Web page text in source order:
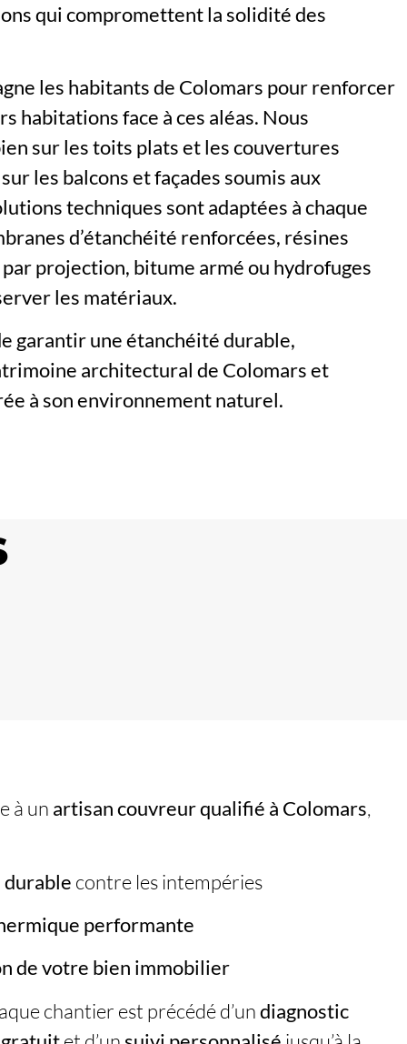
qui compromettent la solidité des
les habitants de Colomars pour renforcer
habitations face à ces aléas. Nous
sur les toits plats et les couvertures
les balcons et façades soumis aux
techniques sont adaptées à chaque
d’étanchéité renforcées, résines
projection, bitume armé ou hydrofuges
les matériaux.
garantir une étanchéité durable,
architectural de Colomars et
à son environnement naturel.
à un artisan couvreurqualifié à Colomars,
contre les intempéries
performante
de votre bien immobilier
chantier est précédé d’undiagnostic